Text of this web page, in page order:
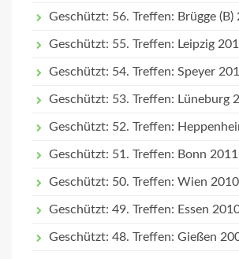
Geschützt: 56. Treffen: Brügge (B)
Geschützt: 55. Treffen: Leipzig
Geschützt: 54. Treffen: Speyer
Geschützt: 53. Treffen: Lüneburg
Geschützt: 52. Treffen:
Geschützt: 51. Treffen: Bonn 2011
Geschützt: 50. Treffen: Wien 2010
Geschützt: 49. Treffen: Essen
Geschützt: 48. Treffen: Gießen